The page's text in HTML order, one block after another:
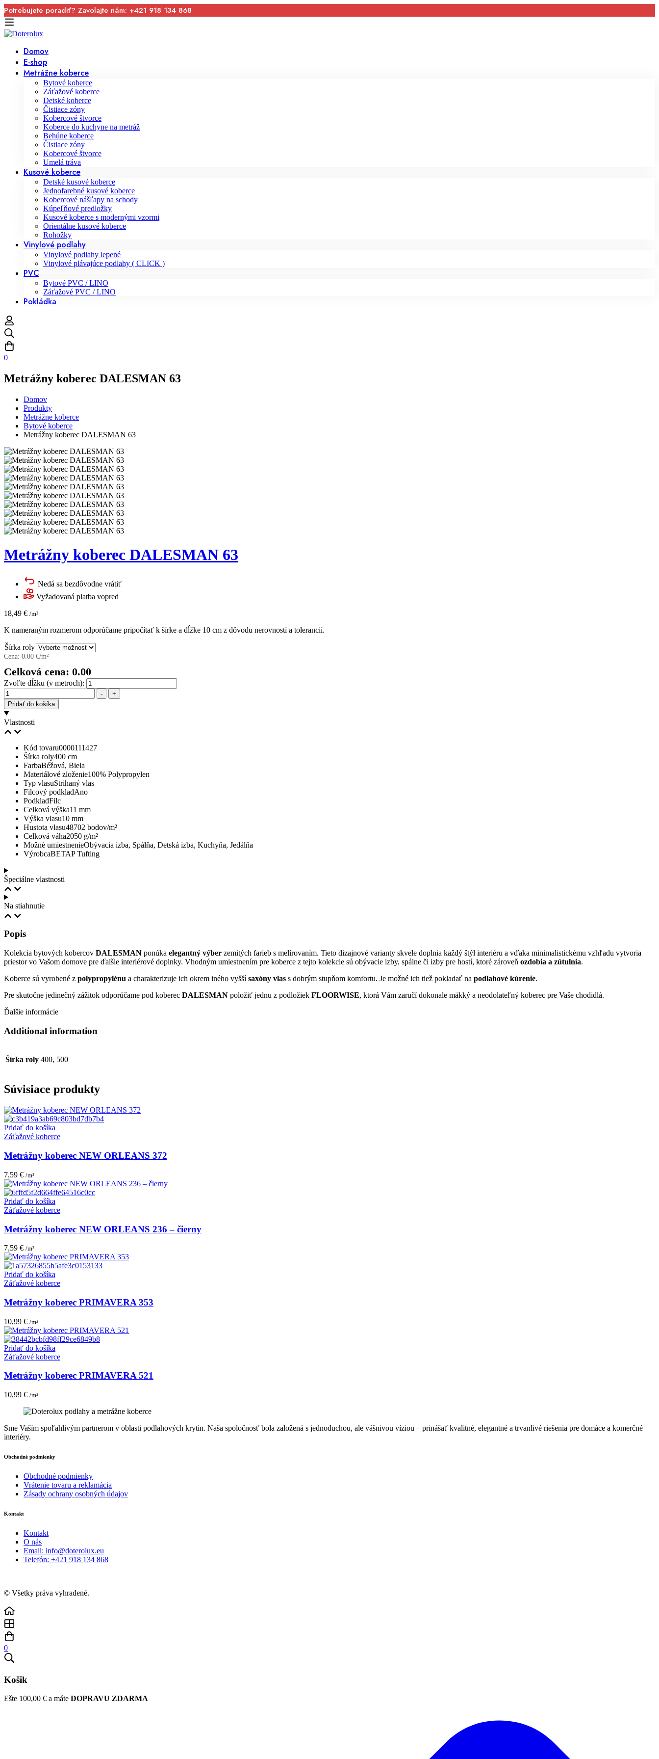
Potrebujete poradiť? Zavolajte nám: +421 918 134 868
Domov
E-shop
Metrážne koberce
Bytové koberce
Záťažové koberce
Detské koberce
Čistiace zóny
Kobercové štvorce
Koberce do kuchyne na metráž
Behúne koberce
Čistiace zóny
Kobercové štvorce
Umelá tráva
Kusové koberce
Detské kusové koberce
Jednofarebné kusové koberce
Kobercové nášľapy na schody
Kúpeľňové predložky
Kusové koberce s modernými vzormi
Orientálne kusové koberce
Rohožky
Vinylové podlahy
Vinylové podlahy lepené
Vinylové plávajúce podlahy ( CLICK )
PVC
Bytové PVC / LINO
Záťažové PVC / LINO
Pokládka
0
Metrážny koberec DALESMAN 63
Domov
Produkty
Metrážne koberce
Bytové koberce
Metrážny koberec DALESMAN 63
Metrážny koberec DALESMAN 63
Nedá sa bezdôvodne vrátiť
Vyžadovaná platba vopred
18,49 € /m²
K nameraným rozmerom odporúčame pripočítať k šírke a dĺžke 10 cm z dôvodu nerovností a tolerancií.
Šírka roly
Cena: 0.00 €/m²
Celková cena: 0.00
Zvoľte dĺžku (v metroch):
Množstvo
-
+
Pridať do košíka
Vlastnosti
Kód tovaru0000111427
Šírka roly400 cm
FarbaBéžová, Biela
Materiálové zloženie100% Polypropylen
Typ vlasuStrihaný vlas
Filcový podkladAno
PodkladFilc
Celková výška11 mm
Výška vlasu10 mm
Hustota vlasu48702 bodov/m²
Celková váha2050 g/m²
Možné umiestnenieObývacia izba, Spálňa, Detská izba, Kuchyňa, Jedálňa
VýrobcaBETAP Tufting
Špeciálne vlastnosti
Na stiahnutie
Popis
Kolekcia bytových kobercov DALESMAN ponúka elegantný výber zemitých farieb s melírovaním. Tieto dizajnové varianty skvele doplnia každý štýl interiéru a vďaka minimalistickému vzhľadu vytvoria
priestor vo Vašom domove pre ďalšie interiérové doplnky. Vhodným umiestnením pre koberce z tejto kolekcie sú obývacie izby, spálne či izby pre hostí, ktoré zároveň ozdobia a zútulnia.
Koberce sú vyrobené z polypropylénu a charakterizuje ich okrem iného vyššísaxóny vlas s dobrým stupňom komfortu. Je možné ich tiež pokladať na podlahové kúrenie.
Pre skutočne jedinečný zážitok odporúčame pod koberec DALESMAN položiť jednu z podložiek FLOORWISE, ktorá Vám zaručí dokonale mäkký a neodolateľný koberec pre Vaše chodidlá.
Ďalšie informácie
Additional information
Šírka roly 400, 500
Súvisiace produkty
Pridať do košíka
Záťažové koberce
Metrážny koberec NEW ORLEANS 372
7,59 € /m²
Pridať do košíka
Záťažové koberce
Metrážny koberec NEW ORLEANS 236 – čierny
7,59 € /m²
Pridať do košíka
Záťažové koberce
Metrážny koberec PRIMAVERA 353
10,99 € /m²
Pridať do košíka
Záťažové koberce
Metrážny koberec PRIMAVERA 521
10,99 € /m²
Sme Vaším spoľahlivým partnerom v oblasti podlahových krytín. Naša spoločnosť bola založená s jednoduchou, ale vášnivou víziou – prinášať kvalitné, elegantné a trvanlivé riešenia pre domáce a komerčné
interiéry.
Obchodné podmienky
Obchodné podmienky
Vrátenie tovaru a reklamácia
Zásady ochrany osobných údajov
Kontakt
Kontakt
O nás
Email: info@doterolux.eu
Telefón: +421 918 134 868
© Všetky práva vyhradené.
0
Košik
Ešte 100,00 € a máte DOPRAVU ZDARMA